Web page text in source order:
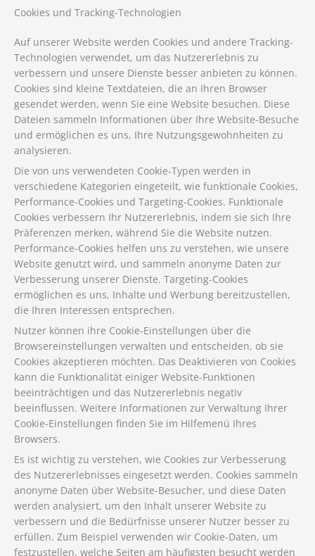
Cookies und Tracking-Technologien
Auf unserer Website werden Cookies und andere Tracking-
Technologien verwendet, um das Nutzererlebnis zu
verbessern und unsere Dienste besser anbieten zu können.
Cookies sind kleine Textdateien, die an Ihren Browser
gesendet werden, wenn Sie eine Website besuchen. Diese
Dateien sammeln Informationen über Ihre Website-Besuche
und ermöglichen es uns, Ihre Nutzungsgewohnheiten zu
analysieren.
Die von uns verwendeten Cookie-Typen werden in
verschiedene Kategorien eingeteilt, wie funktionale Cookies,
Performance-Cookies und Targeting-Cookies. Funktionale
Cookies verbessern Ihr Nutzererlebnis, indem sie sich Ihre
Präferenzen merken, während Sie die Website nutzen.
Performance-Cookies helfen uns zu verstehen, wie unsere
Website genutzt wird, und sammeln anonyme Daten zur
Verbesserung unserer Dienste. Targeting-Cookies
ermöglichen es uns, Inhalte und Werbung bereitzustellen,
die Ihren Interessen entsprechen.
Nutzer können ihre Cookie-Einstellungen über die
Browsereinstellungen verwalten und entscheiden, ob sie
Cookies akzeptieren möchten. Das Deaktivieren von Cookies
kann die Funktionalität einiger Website-Funktionen
beeinträchtigen und das Nutzererlebnis negativ
beeinflussen. Weitere Informationen zur Verwaltung Ihrer
Cookie-Einstellungen finden Sie im Hilfemenü Ihres
Browsers.
Es ist wichtig zu verstehen, wie Cookies zur Verbesserung
des Nutzererlebnisses eingesetzt werden. Cookies sammeln
anonyme Daten über Website-Besucher, und diese Daten
werden analysiert, um den Inhalt unserer Website zu
verbessern und die Bedürfnisse unserer Nutzer besser zu
erfüllen. Zum Beispiel verwenden wir Cookie-Daten, um
festzustellen, welche Seiten am häufigsten besucht werden